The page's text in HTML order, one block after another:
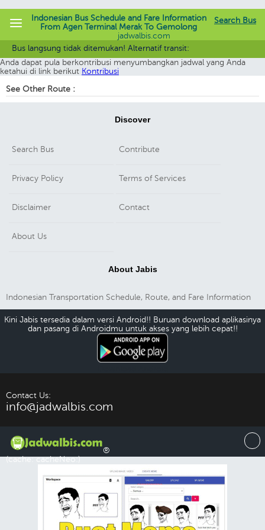
Search Bus
Indonesian Bus Schedule and Fare Information
From Agen Terminal Merak To Gemolong
jadwalbis.com
Bus langsung tidak ditemukan! Alternatif transit:
Maaf rute yang Anda cari belum terdaftar. Saat ini Kami sedang terus
melengkapi informasi dalam Jabis.
Anda dapat pula berkontribusi menyumbangkan jadwal yang Anda
ketahui di link berikut Kontribusi
See Other Route :
Discover
Search Bus Contribute
Privacy Policy Terms of Services
Disclaimer Contact
About Us
About Jabis
Indonesian Transportation Schedule, Route, and Fare Information
Kini Jabis tersedia dalam versi Android!! Buruan download aplikasinya
dan pasang di Androidmu untuk akses yang lebih cepat!!
Contact Us:
info@jadwalbis.com
®
(cache: cacheNeo:)